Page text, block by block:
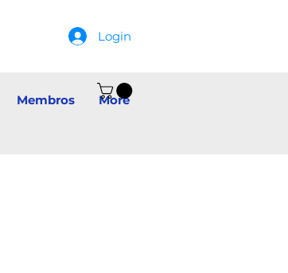
Login
Membros More